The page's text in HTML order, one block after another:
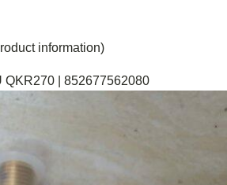
information)
| 852677562080